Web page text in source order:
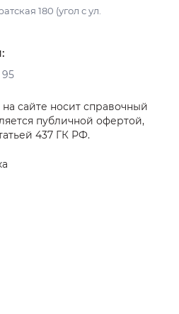
180 (угол с ул.
95
сайте носит справочный
публичной офертой,
437 ГК РФ.